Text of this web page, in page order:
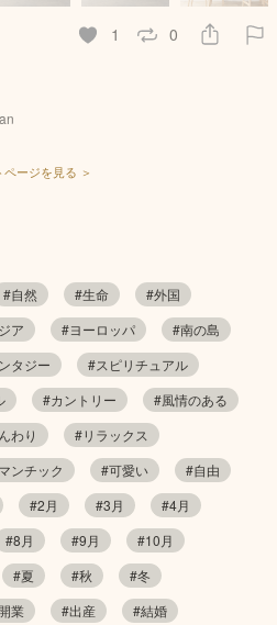
1 0
ージを見る ＞
#自然 #生命
#外国
ア #ヨーロッパ
#南の島
タジー
#スピリチュアル
#カントリー
#風情のある
わり
#リラックス
ンチック #可愛い
#自由
#2月 #3月
#4月
#8月 #9月
#10月
#夏 #秋
#冬
業 #出産
#結婚